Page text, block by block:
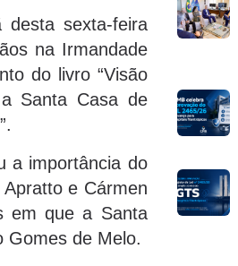
sexta-feira
na Irmandade
do livro “Visão
Santa Casa de
a importância do
e Cármen
em que a Santa
Gomes de Melo.